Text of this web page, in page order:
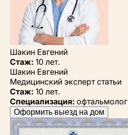
Шакин Евгений
Стаж: 10 лет.
Шакин Евгений
Медицинский эксперт статьи
Стаж: 10 лет.
Специализация: офтальмолог
Оформить выезд на дом